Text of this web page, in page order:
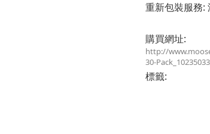
重新包裝服務:
購買網址:
http://
30-
標籤: